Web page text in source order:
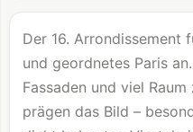
Der 16. Arrondissement
und geordnetes Paris
Fassaden und viel
prägen das Bild –